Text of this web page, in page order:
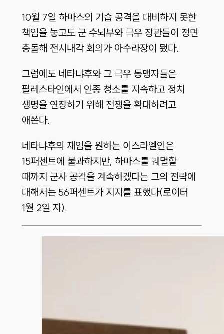
10월 7일 하마스의 기습 공격을 대비하지 못한
책임을 놓고도 군 수뇌부와 극우 장관들이 정면
충돌해 전시내각 회의가 아수라장이 됐다.
그럼에도 네타냐후와 그 극우 동맹자들은
팔레스타인에서 인종 청소를 지속하고 정치
생명을 연장하기 위해 전쟁을 확대하려고
애쓴다.
네타냐후의 재임을 원하는 이스라엘인은
15퍼센트에 불과하지만, 하마스를 궤멸할
때까지 군사 공격을 계속하겠다는 그의 전략에
대해서는 56퍼센트가 지지를 표했다(로이터
1월 2일 자).